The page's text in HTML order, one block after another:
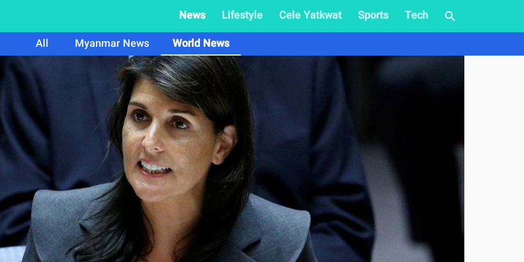
News Lifestyle Cele Yatkwat Sports
Tech
All
Myanmar News World News